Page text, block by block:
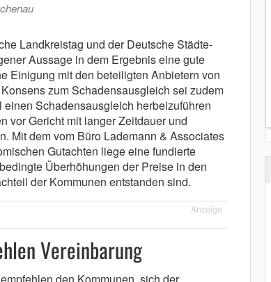
Landkreistag und der Deutsche Städte-
Aussage in dem Ergebnis eine gute
Einigung mit den beteiligten Anbietern von
zum Schadensausgleich sei zudem
Schadensausgleich herbeizuführen
vor Gericht mit langer Zeitdauer und
Mit dem vom Büro Lademann & Associates
Gutachten liege eine fundierte
Überhöhungen der Preise in den
der Kommunen entstanden sind.
Anzeige
Vereinbarung